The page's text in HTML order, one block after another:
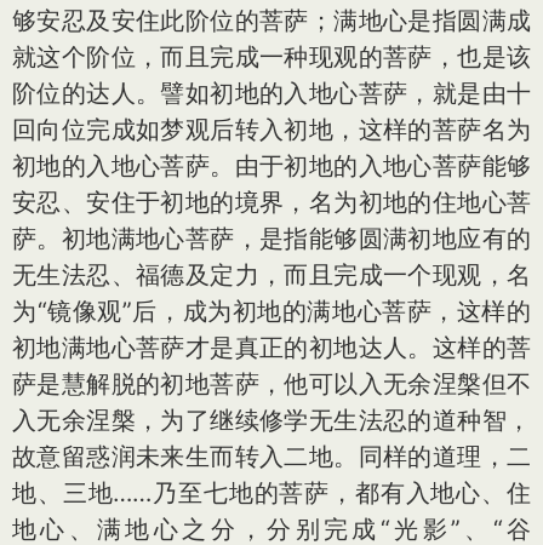
够安忍及安住此阶位的菩萨；满地心是指圆满成
就这个阶位，而且完成一种现观的菩萨，也是该
阶位的达人。譬如初地的入地心菩萨，就是由十
回向位完成如梦观后转入初地，这样的菩萨名为
初地的入地心菩萨。由于初地的入地心菩萨能够
安忍、安住于初地的境界，名为初地的住地心菩
萨。初地满地心菩萨，是指能够圆满初地应有的
无生法忍、福德及定力，而且完成一个现观，名
为“镜像观”后，成为初地的满地心菩萨，这样的
初地满地心菩萨才是真正的初地达人。这样的菩
萨是慧解脱的初地菩萨，他可以入无余涅槃但不
入无余涅槃，为了继续修学无生法忍的道种智，
故意留惑润未来生而转入二地。同样的道理，二
地、三地……乃至七地的菩萨，都有入地心、住
地心、满地心之分，分别完成“光影”、“谷